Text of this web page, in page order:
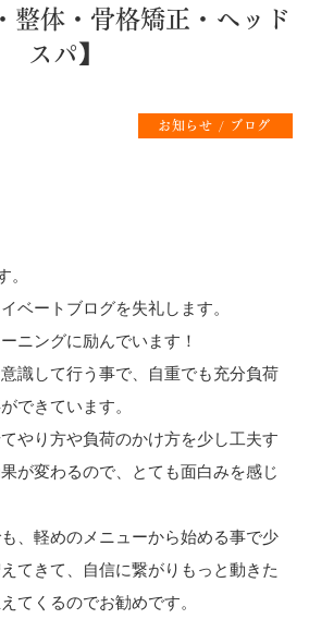
整体・骨格矯正・ヘッド
スパ】
お知らせ ブログ
。
ベートブログを失礼します。
ニングに励んでいます！
識して行う事で、自重でも充分負荷
できています。
やり方や負荷のかけ方を少し工夫す
が変わるので、とても面白みを感じ
、軽めのメニューから始める事で少
てきて、自信に繋がりもっと動きた
てくるのでお勧めです。